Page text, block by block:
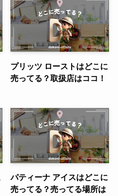
プリッツ ローストはどこに
売ってる？取扱店はココ！
パティーナ アイスはどこに
売ってる？売ってる場所は